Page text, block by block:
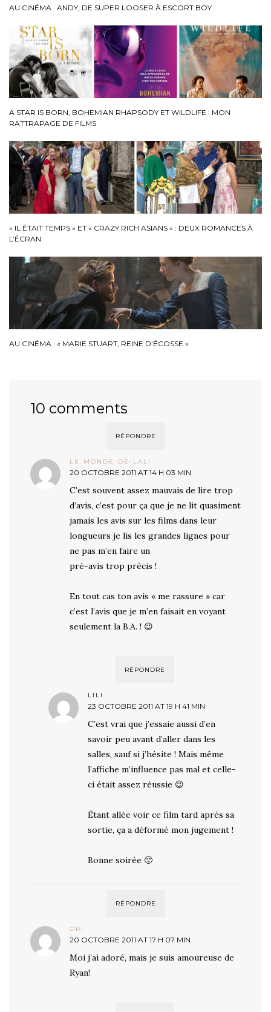
AU CINÉMA : ANDY, DE SUPER LOOSER À ESCORT BOY
A STAR IS BORN, BOHEMIAN RHAPSODY ET WILDLIFE : MON
RATTRAPAGE DE FILMS
« IL ÉTAIT TEMPS » ET « CRAZY RICH ASIANS » : DEUX ROMANCES À
L’ÉCRAN
AU CINÉMA : « MARIE STUART, REINE D’ÉCOSSE »
10 comments
RÉPONDRE
LE-MONDE-DE-LALI
20 OCTOBRE 2011 AT 14 H 03 MIN
C’est souvent assez mauvais de lire trop
d’avis, c’est pour ça que je ne lit quasiment
jamais les avis sur les films dans leur
longueurs je lis les grandes lignes pour
ne pas m’en faire un
pré-avis trop précis !
En tout cas ton avis « me rassure » car
c’est l’avis que je m’en faisait en voyant
seulement la B.A. ! 😉
RÉPONDRE
LILI
23 OCTOBRE 2011 AT 19 H 41 MIN
C’est vrai que j’essaie aussi d’en
savoir peu avant d’aller dans les
salles, sauf si j’hésite ! Mais même
l’affiche m’influence pas mal et celle-
ci était assez réussie 😉
Étant allée voir ce film tard après sa
sortie, ça a déformé mon jugement !
Bonne soirée 🙂
RÉPONDRE
ORI
20 OCTOBRE 2011 AT 17 H 07 MIN
Moi j’ai adoré, mais je suis amoureuse de
Ryan!